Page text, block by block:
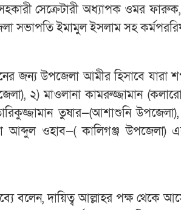
সেক্রেটারী অধ্যাপক ওমর ফারুক,
সভাপতি ইমামুল ইসলাম সহ
জন্য উপজেলা আমীর হিসাবে যারা
২) মাওলানা কামরুজ্জামান
তুষার—(আশাশুনি
আব্দুল ওহাব—( কালিগঞ্জ উপজেলা)
বলেন, দায়িত্ব আল্লাহর পক্ষ থেকে